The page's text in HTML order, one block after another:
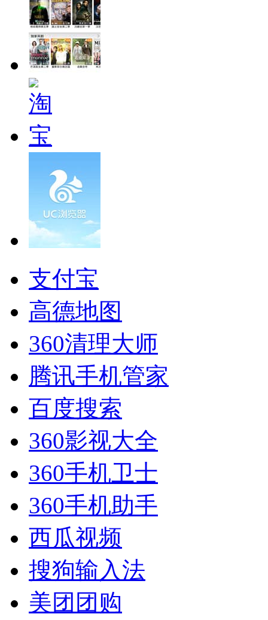
支付宝
高德地图
360清理大师
腾讯手机管家
百度搜索
360影视大全
360手机卫士
360手机助手
西瓜视频
搜狗输入法
美团团购